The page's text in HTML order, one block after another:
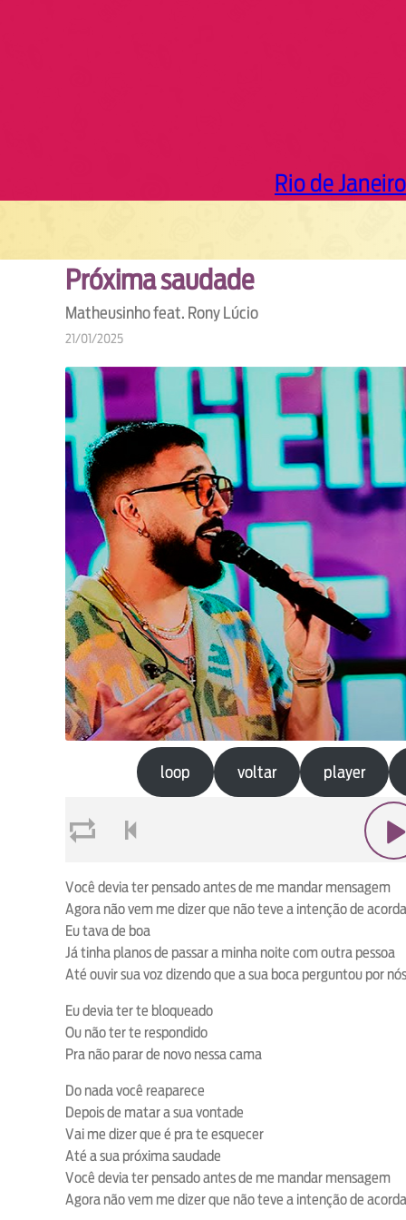
Rio de Janeiro
Próxima saudade
Matheusinho feat. Rony Lúcio
21/01/2025
loop voltar player
Você devia ter pensado antes de me mandar mensagem
Agora não vem me dizer que não teve a intenção de
Eu tava de boa
Já tinha planos de passar a minha noite com outra pessoa
Até ouvir sua voz dizendo que a sua boca perguntou por nós
Eu devia ter te bloqueado
Ou não ter te respondido
Pra não parar de novo nessa cama
Do nada você reaparece
Depois de matar a sua vontade
Vai me dizer que é pra te esquecer
Até a sua próxima saudade
Você devia ter pensado antes de me mandar mensagem
Agora não vem me dizer que não teve a intenção de